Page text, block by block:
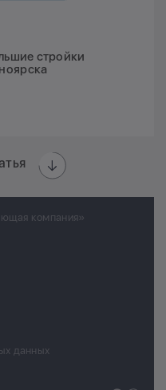
стройки
компания»
данных